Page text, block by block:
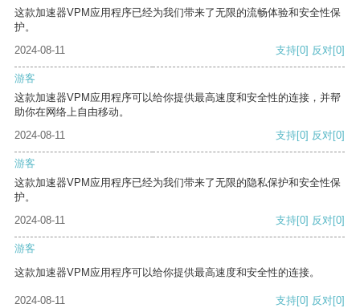
这款加速器VPM应用程序已经为我们带来了无限的流畅体验和安全性保
护。
2024-08-11
支持[0] 反对[0]
游客
这款加速器VPM应用程序可以给你提供最高速度和安全性的连接，并帮
助你在网络上自由移动。
2024-08-11
支持[0] 反对[0]
游客
这款加速器VPM应用程序已经为我们带来了无限的隐私保护和安全性保
护。
2024-08-11
支持[0] 反对[0]
游客
这款加速器VPM应用程序可以给你提供最高速度和安全性的连接。
2024-08-11 支持[0] 反对[0]